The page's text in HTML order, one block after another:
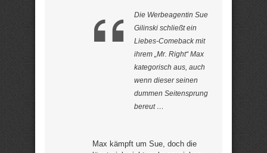
Die Werbeagentin Sue
Gilinski schließt ein
Liebes-Comeback mit
ihrem „Mr. Right“ Max
kategorisch aus, auch
wenn dieser seinen
dummen Seitensprung
bereut …
Max kämpft um Sue, doch die